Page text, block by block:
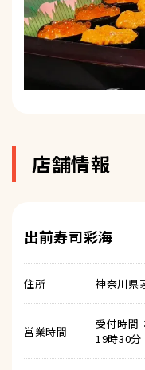
店舗情報
出前寿司彩海
住所 神奈川県
営業時間
受付時間
19時30分